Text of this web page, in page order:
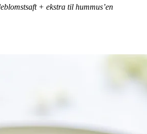
+ ekstra til hummus’en